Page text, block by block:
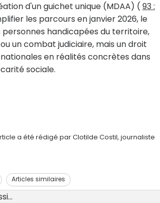
d'un guichet unique (MDAA) ( 93 :
les parcours en janvier 2026, le
handicapées du territoire,
un combat judiciaire, mais un droit
en réalités concrètes dans
sociale.
a été rédigé par Clotilde Costil, journaliste
Articles similaires